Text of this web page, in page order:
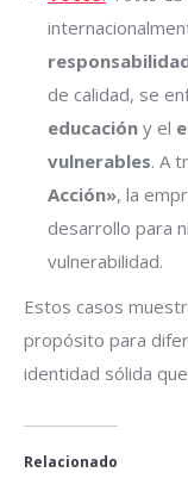
de calidad, se
educación y el
vulnerables. A
Acción», la
desarrollo para
vulnerabilidad.
Estos casos
propósito para
identidad sólida
Relacionado